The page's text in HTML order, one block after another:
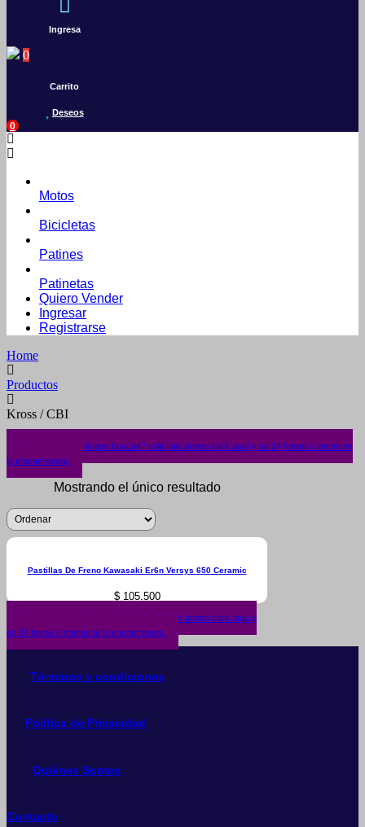
Ingresa
0
Carrito
Deseos
0
Motos
Bicicletas
Patines
Patinetas
Quiero Vender
Ingresar
Registrarse
Home
Productos
Kross / CBI
¿No encuentras lo que buscas? solicítalo dando click aquí y en 24 horas o menos te
lo encontramos.
Mostrando el único resultado
Pastillas De Freno Kawasaki Er6n Versys 650 Ceramic
$105.500
¿No encuentras lo que buscas? solicítalo dando click aquí y
en 24 horas o menos te lo encontramos.
Términos y condiciones
Política de Privacidad
Quiénes Somos
Contacto